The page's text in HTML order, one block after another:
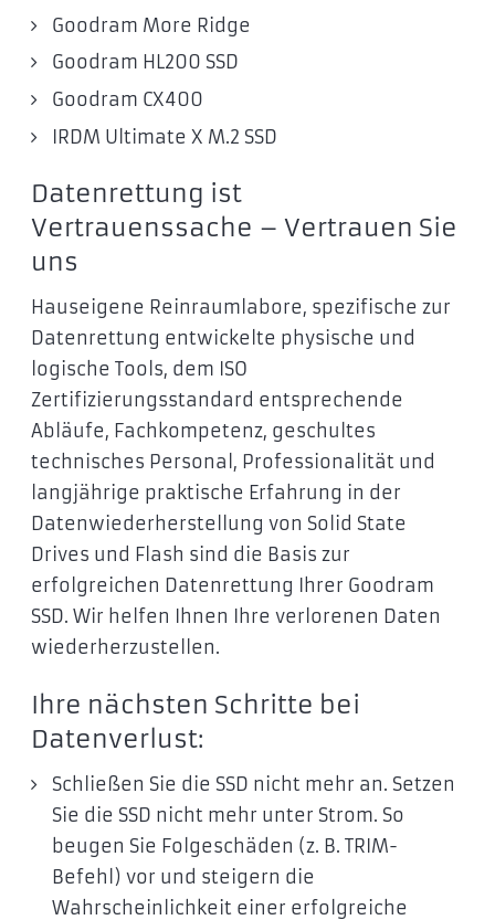
Goodram More Ridge
Goodram HL200 SSD
Goodram CX400
IRDM Ultimate X M.2 SSD
Datenrettung ist
Vertrauenssache – Vertrauen Sie
uns
Hauseigene Reinraumlabore, spezifische zur
Datenrettung entwickelte physische und
logische Tools, dem ISO
Zertifizierungsstandard entsprechende
Abläufe, Fachkompetenz, geschultes
technisches Personal, Professionalität und
langjährige praktische Erfahrung in der
Datenwiederherstellung von Solid State
Drives und Flash sind die Basis zur
erfolgreichen Datenrettung Ihrer Goodram
SSD. Wir helfen Ihnen Ihre verlorenen Daten
wiederherzustellen.
Ihre nächsten Schritte bei
Datenverlust:
Schließen Sie die SSD nicht mehr an. Setzen
Sie die SSD nicht mehr unter Strom. So
beugen Sie Folgeschäden (z. B. TRIM-
Befehl) vor und steigern die
Wahrscheinlichkeit einer erfolgreiche